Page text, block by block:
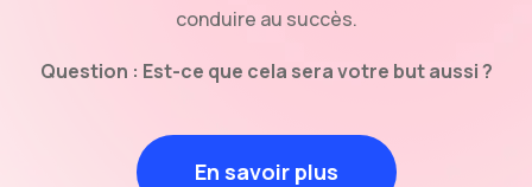
conduire au succès.
Question : Est-ce que cela sera votre but aussi ?
En savoir plus